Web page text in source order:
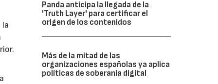
Panda anticipa la llegada de la
'Truth Layer' para certificar el
origen de los contenidos
Más de la mitad de las
organizaciones españolas ya aplica
políticas de soberanía digital